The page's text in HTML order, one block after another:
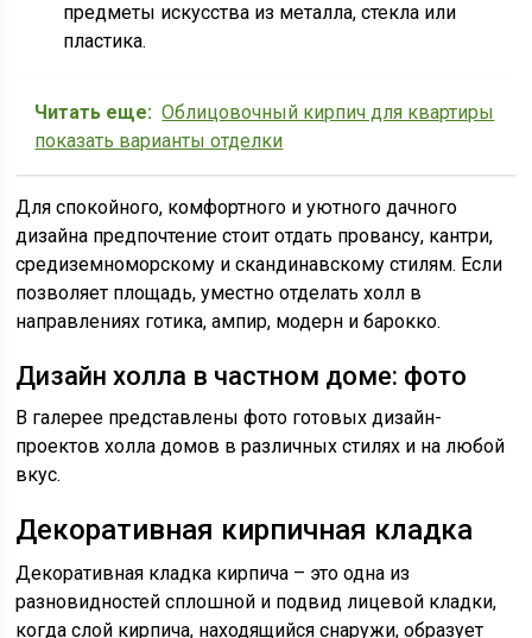
предметы искусства из металла, стекла или
пластика.
Читать еще: Облицовочный кирпич для квартиры
показать варианты отделки
Для спокойного, комфортного и уютного дачного
дизайна предпочтение стоит отдать провансу, кантри,
средиземноморскому и скандинавскому стилям. Если
позволяет площадь, уместно отделать холл в
направлениях готика, ампир, модерн и барокко.
Дизайн холла в частном доме: фото
В галерее представлены фото готовых дизайн-
проектов холла домов в различных стилях и на любой
вкус.
Декоративная кирпичная кладка
Декоративная кладка кирпича – это одна из
разновидностей сплошной и подвид лицевой кладки,
когда слой кирпича, находящийся снаружи, образует